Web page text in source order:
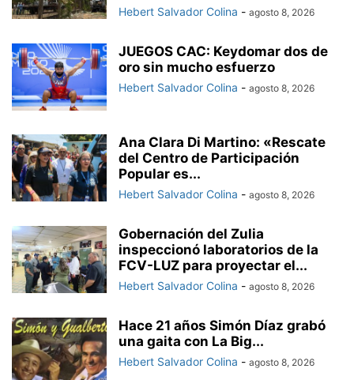
Hebert Salvador Colina - agosto 8, 2026
JUEGOS CAC: Keydomar dos de
oro sin mucho esfuerzo
Hebert Salvador Colina - agosto 8, 2026
Ana Clara Di Martino: «Rescate
del Centro de Participación
Popular es...
Hebert Salvador Colina - agosto 8, 2026
Gobernación del Zulia
inspeccionó laboratorios de la
FCV-LUZ para proyectar el...
Hebert Salvador Colina - agosto 8, 2026
Hace 21 años Simón Díaz grabó
una gaita con La Big...
Hebert Salvador Colina - agosto 8, 2026